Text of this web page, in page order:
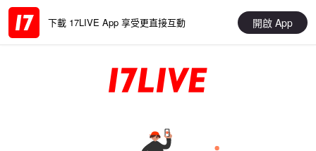
下載 17LIVE App 享受更直接互動 開啟 App